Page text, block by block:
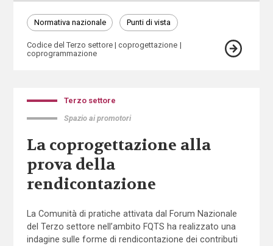
Normativa nazionale Punti di vista
Codice del Terzo settore
coprogettazione
coprogrammazione
Terzo settore
Spazio ai promotori
La coprogettazione alla
prova della
rendicontazione
La Comunità di pratiche attivata dal Forum Nazionale
del Terzo settore nell’ambito FQTS ha realizzato una
indagine sulle forme di rendicontazione dei contributi